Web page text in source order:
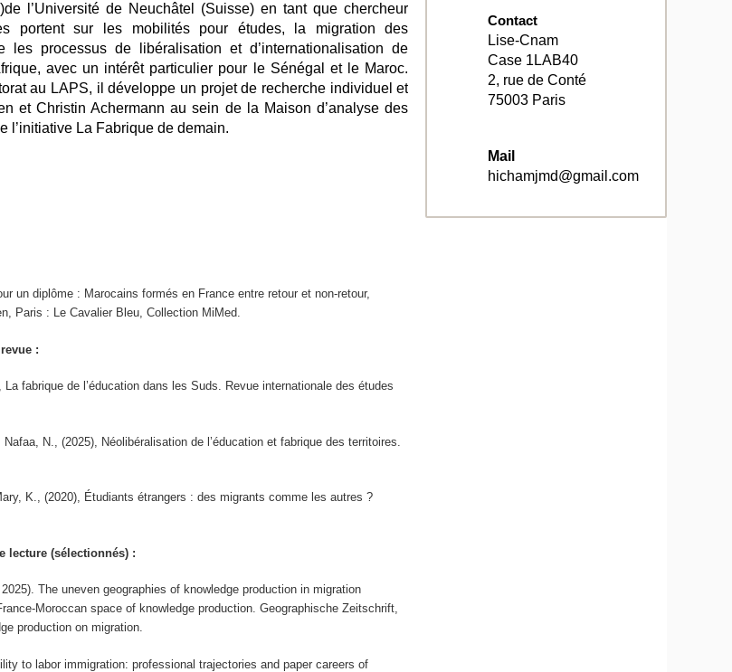
de l’Université de Neuchâtel (Suisse) en tant que chercheur
portent sur les mobilités pour études, la migration des
les processus de libéralisation et d’internationalisation de
avec un intérêt particulier pour le Sénégal et le Maroc.
au LAPS, il développe un projet de recherche individuel et
et Christin Achermann au sein de la Maison d’analyse des
l’initiative La Fabrique de demain.
un diplôme : Marocains formés en France entre retour et non-retour,
Paris : Le Cavalier Bleu, Collection MiMed.
:
fabrique de l’éducation dans les Suds. Revue internationale des études
N., (2025), Néolibéralisation de l’éducation et fabrique des territoires.
K., (2020), Étudiants étrangers : des migrants comme les autres ?
lecture (sélectionnés) :
The uneven geographies of knowledge production in migration
Moroccan space of knowledge production. Geographische Zeitschrift,
production on migration.
to labor immigration: professional trajectories and paper careers of
Contact
Lise-Cnam
Case 1LAB40
2, rue de Conté
75003 Paris
Mail
hichamjmd@gmail.com